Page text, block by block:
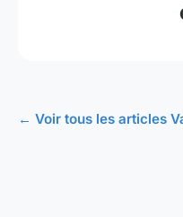
← Voir tous les articles